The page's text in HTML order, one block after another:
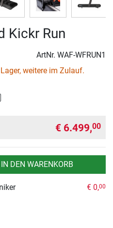
Kickr Run
ArtNr. WAF-WFRUN1
weitere im Zulauf.
€ 6.499,00
IN DEN WARENKORB
€ 0,00